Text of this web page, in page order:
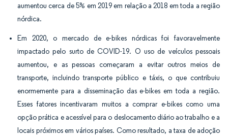
aumentou cerca de 5% em 2019 em relação a 2018 em toda a região
nórdica.
Em 2020, o mercado de e-bikes nórdicas foi favoravelmente
impactado pelo surto de COVID-19. O uso de veículos pessoais
aumentou, e as pessoas começaram a evitar outros meios de
transporte, incluindo transporte público e táxis, o que contribuiu
enormemente para a disseminação das e-bikes em toda a região.
Esses fatores incentivaram muitos a comprar e-bikes como uma
opção prática e acessível para o deslocamento diário ao trabalho e a
locais próximos em vários países. Como resultado, a taxa de adoção